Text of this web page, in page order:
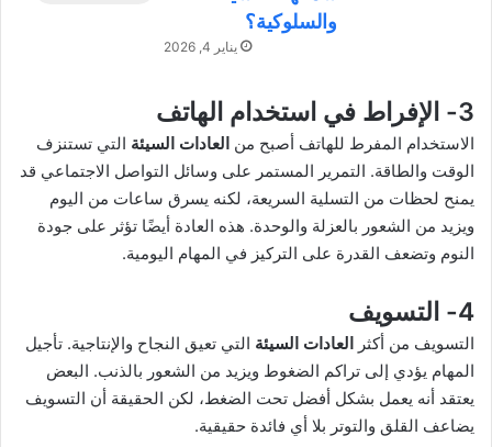
والسلوكية؟
يناير 4, 2026
3- الإفراط في استخدام الهاتف
الاستخدام المفرط للهاتف أصبح من العادات السيئة التي تستنزف
الوقت والطاقة. التمرير المستمر على وسائل التواصل الاجتماعي قد
يمنح لحظات من التسلية السريعة، لكنه يسرق ساعات من اليوم
ويزيد من الشعور بالعزلة والوحدة. هذه العادة أيضًا تؤثر على جودة
النوم وتضعف القدرة على التركيز في المهام اليومية.
4- التسويف
التسويف من أكثر العادات السيئة التي تعيق النجاح والإنتاجية. تأجيل
المهام يؤدي إلى تراكم الضغوط ويزيد من الشعور بالذنب. البعض
يعتقد أنه يعمل بشكل أفضل تحت الضغط، لكن الحقيقة أن التسويف
يضاعف القلق والتوتر بلا أي فائدة حقيقية.